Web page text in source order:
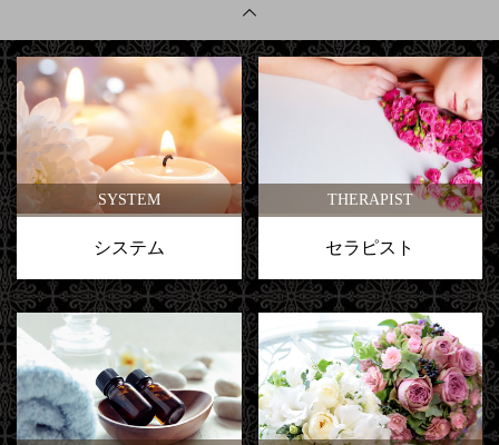
SYSTEM
システム
THERAPIST
セラピスト